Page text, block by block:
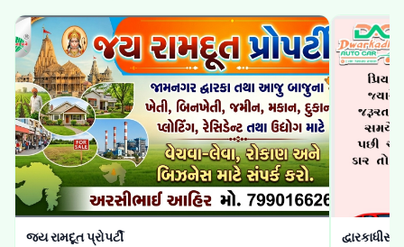
દ્વારકાધીસ ઓટો કાર શિવ લહેરી